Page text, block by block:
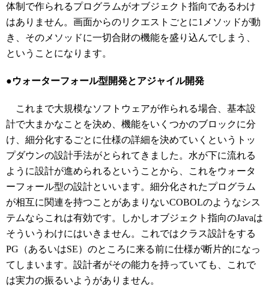
体制で作られるプログラムがオブジェクト指向であるわけ
はありません。画面からのリクエストごとに1メソッドが動
き、そのメソッドに一切合財の機能を盛り込んでしまう、
ということになります。
●ウォーターフォール型開発とアジャイル開発
これまで大規模なソフトウェアが作られる場合、基本設
計で大まかなことを決め、機能をいくつかのブロックに分
け、細分化するごとに仕様の詳細を決めていくというトッ
プダウンの設計手法がとられてきました。水が下に流れる
ように設計が進められるということから、これをウォータ
ーフォール型の設計といいます。細分化されたプログラム
が相互に関連を持つことがあまりないCOBOLのようなシス
テムならこれは有効です。しかしオブジェクト指向のJavaは
そういうわけにはいきません。これではクラス設計をする
PG（あるいはSE）のところに来る前に仕様が断片的になっ
てしまいます。設計者がその能力を持っていても、これで
は実力の振るいようがありません。